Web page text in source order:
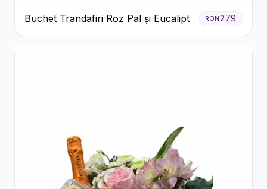
Buchet Trandafiri Roz Pal și Eucalipt RON279